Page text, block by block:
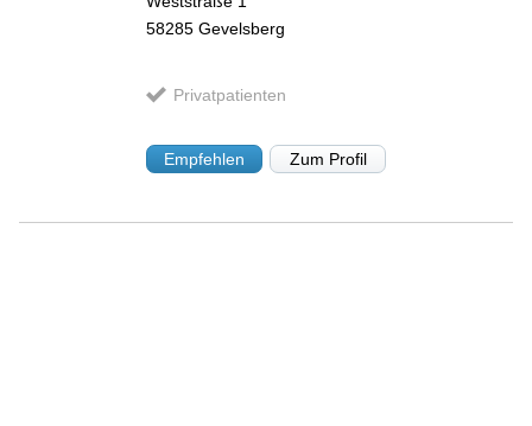
58285 Gevelsberg
Privatpatienten
Empfehlen Zum Profil